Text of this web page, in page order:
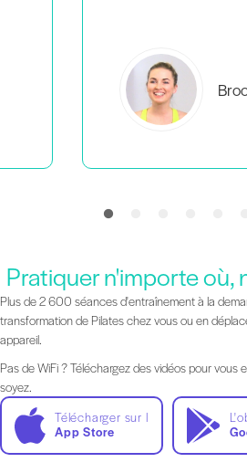
Pratiquer n'importe où,
Plus de 2 600 séances d'entraînement à la
transformation de Pilates chez vous ou en
appareil.
Pas de WiFi ? Téléchargez des vidéos pour vous
soyez.
Télécharger sur l
App Store